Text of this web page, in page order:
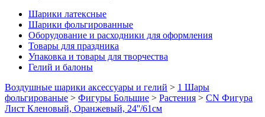
Шарики латексные
Шарики фольгированные
Оборудование и расходники для оформления
Товары для праздника
Упаковка и товары для творчества
Гелий и балоны
Воздушные шарики аксессуары и гелий > 1 Шары
фольгированые > Фигуры Большие > Растения > CN Фигура
Лист Кленовый, Оранжевый, 24''/61см